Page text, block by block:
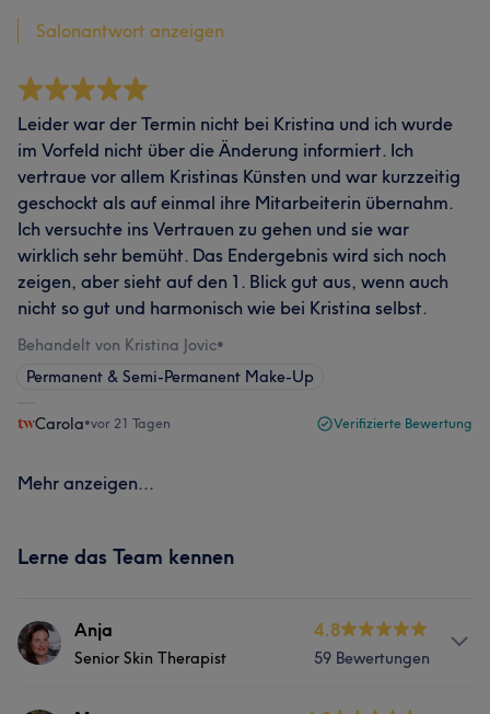
Salonantwort anzeigen
Leider war der Termin nicht bei Kristina und ich wurde
im Vorfeld nicht über die Änderung informiert. Ich
vertraue vor allem Kristinas Künsten und war kurzzeitig
geschockt als auf einmal ihre Mitarbeiterin übernahm.
Ich versuchte ins Vertrauen zu gehen und sie war
wirklich sehr bemüht. Das Endergebnis wird sich noch
zeigen, aber sieht auf den 1. Blick gut aus, wenn auch
nicht so gut und harmonisch wie bei Kristina selbst.
Behandelt von Kristina Jovic•
Permanent & Semi-Permanent Make-Up
Carola•vor 21 Tagen Verifizierte Bewertung
Mehr anzeigen...
Lerne das Team kennen
Anja
Senior Skin Therapist
4.8
59 Bewertungen